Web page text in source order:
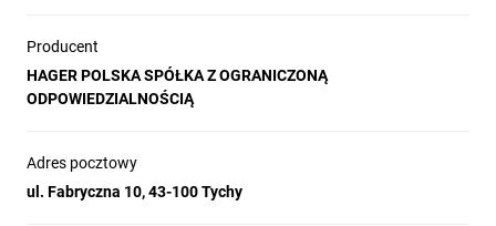
Producent
HAGER POLSKA SPÓŁKA Z OGRANICZONĄ
ODPOWIEDZIALNOŚCIĄ
Adres pocztowy
ul. Fabryczna 10, 43-100 Tychy